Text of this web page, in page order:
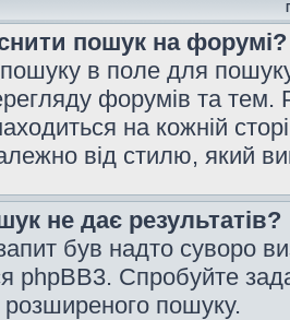
пошук на форумі?
в поле для
форумів та
на кожній
від стилю, який
не дає результатів?
був надто суворо
phpBB3. Спробуйте
пошуку.